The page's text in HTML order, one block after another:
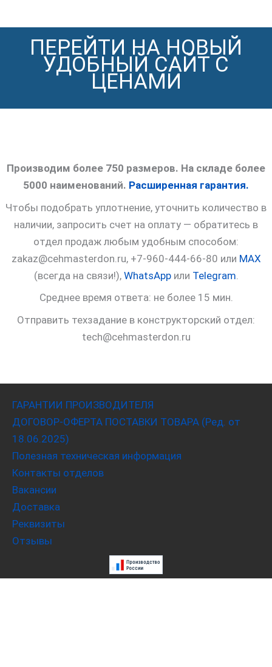
ПЕРЕЙТИ НА НОВЫЙ
УДОБНЫЙ САЙТ С
ЦЕНАМИ
Производим более 750 размеров. На складе более
5000 наименований. Расширенная гарантия.
Чтобы подобрать уплотнение, уточнить количество в
наличии, запросить счет на оплату — обратитесь в
отдел продаж любым удобным способом:
zakaz@cehmasterdon.ru, +7-960-444-66-80 или MAX
(всегда на связи!), WhatsAppили Telegram
Среднее время ответа: не более 15 мин.
Отправить техзадание в конструкторский отдел:
tech@cehmasterdon.ru
ГАРАНТИИ ПРОИЗВОДИТЕЛЯ
ДОГОВОР-ОФЕРТА ПОСТАВКИ ТОВАРА (Ред. от
18.06.2025)
Полезная техническая информация
Контакты отделов
Вакансии
Доставка
Реквизиты
Отзывы